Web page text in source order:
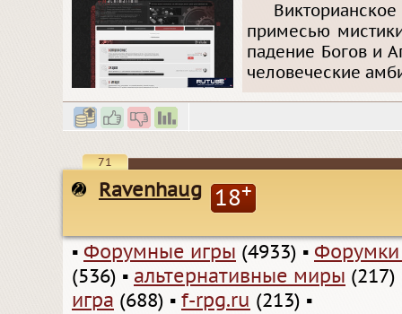
примесью
падение Богов и
человеческие
71
Ravenhaug 18+
▪ Форумные игры (4933) ▪
(536) ▪ альтернативные миры (217)
игра (688) ▪ f-rpg.ru (213) ▪